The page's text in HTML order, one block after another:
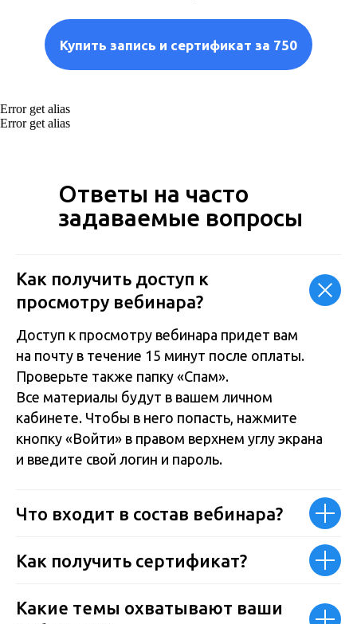
Купить запись и сертификат за 750
Error get alias
Error get alias
Ответы на часто
задаваемые вопросы
Как получить доступ к
просмотру вебинара?
Доступ к просмотру вебинара придет вам
на почту в течение 15 минут после оплаты.
Проверьте также папку «Спам».
Все материалы будут в вашем личном
кабинете. Чтобы в него попасть, нажмите
кнопку «Войти» в правом верхнем углу экрана
и введите свой логин и пароль.
Что входит в состав вебинара?
Как получить сертификат?
Какие темы охватывают ваши